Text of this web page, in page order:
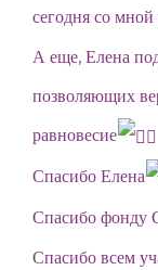
сегодня со мной
А еще, Елена
позволяющих
равновесие
Спасибо Елена
Спасибо фонду
Спасибо всем